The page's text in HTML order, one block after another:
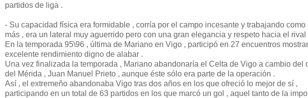
partidos de liga .
- Su capacidad física era formidable , corría por el campo incesante y trabajando como
más , era un lateral muy aguerrido pero con una gran elegancia y respeto hacia el rival
En la temporada 95\96 , última de Mariano en Vigo , participó en 27 encuentros
excelente rendimiento digno de alabar .
Una vez finalizada la temporada , Mariano abandonaría el Celta de Vigo a cambio del
del Mérida , Juan Manuel Prieto , aunque éste sólo era parte de la operación .
Así , el extremeño abandonaba Vigo tras dos años en los que ofreció lo mejor de sí ,
participando en un total de 63 partidos en los que marcó un gol , aquel tanto de la